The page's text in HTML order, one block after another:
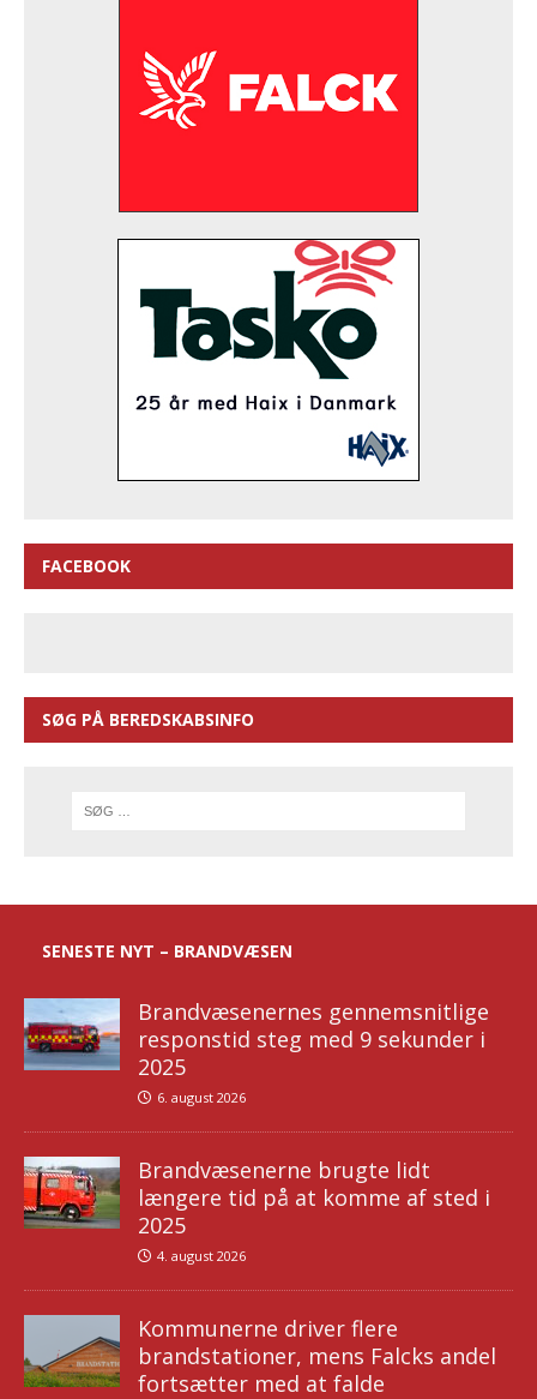
FACEBOOK
SØG PÅ BEREDSKABSINFO
SENESTE NYT – BRANDVÆSEN
Brandvæsenernes gennemsnitlige
responstid steg med 9 sekunder i
2025
6. august 2026
Brandvæsenerne brugte lidt
længere tid på at komme af sted i
2025
4. august 2026
Kommunerne driver flere
brandstationer, mens Falcks andel
fortsætter med at falde